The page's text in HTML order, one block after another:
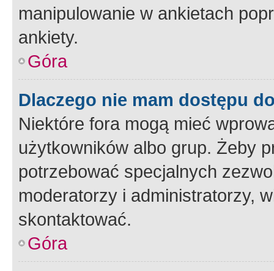
manipulowanie w ankietach
ankiety.
Góra
Dlaczego nie mam dostępu
Niektóre fora mogą mieć
użytkowników albo grup. Żeby
potrzebować specjalnych
moderatorzy i administratorzy,
skontaktować.
Góra